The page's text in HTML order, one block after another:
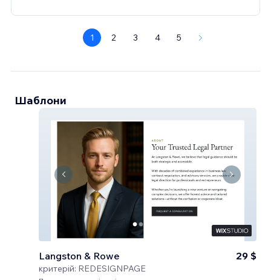
1 2 3 4 5
Шаблони
Langston & Rowe
критерій: REDESIGNPAGE
29 $